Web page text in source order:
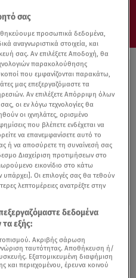
στον
σας
προσωπικά δεδομένα,
αναγνωριστικά στοιχεία, και
σας. Αν επιλέξετε Αποδοχή, θα
παρακολούθησης
που εμφανίζονται παρακάτω,
μας επεξεργαζόμαστε τα
Αν επιλέξετε Απόρριψη όλων
οι εν λόγω τεχνολογίες θα
οι ιχνηλάτες, ορισμένο
που βλέπετε ενδέχεται να
να επανεμφανίσετε αυτό το
ή να αποσύρετε τη συναίνεσή σας
Διαχείριση προτιμήσεων στο
εικονίδιο στο κάτω
υπάρχει]. Οι επιλογές σας θα τεθούν
λεπτομέρειες ανατρέξτε στην
δεδομένα
εξής:
Ακριβής σάρωση
ταυτότητας. Αποθήκευση ή/
Εξατομικευμένη διαφήμιση
και περιεχομένου, έρευνα κοινού